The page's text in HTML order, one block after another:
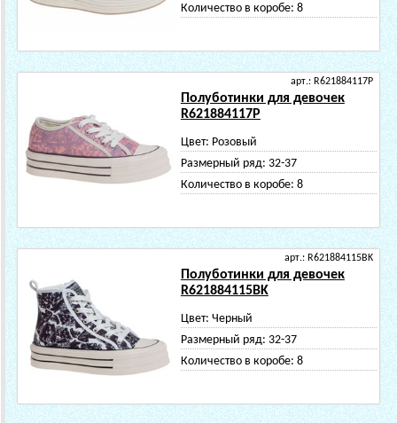
Количество в коробе: 8
арт.: R621884117P
Полуботинки для девочек
R621884117P
Цвет: Розовый
Размерный ряд: 32-37
Количество в коробе: 8
арт.: R621884115BK
Полуботинки для девочек
R621884115BK
Цвет: Черный
Размерный ряд: 32-37
Количество в коробе: 8